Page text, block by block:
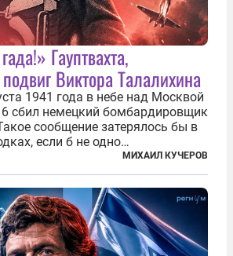
Гауптвахта,
Виктора Талалихина
1941 года в небе над Москвой
сбил немецкий бомбардировщик
сообщение затерялось бы в
если б не одно
Это был один из первых в
авиации ночных таранов.
лейтенанта...
МИХАИЛ КУЧЕРОВ